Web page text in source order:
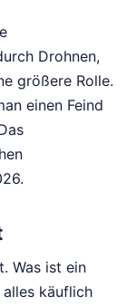
Drohnen,
größere Rolle.
einen Feind
Was ist ein
käuflich